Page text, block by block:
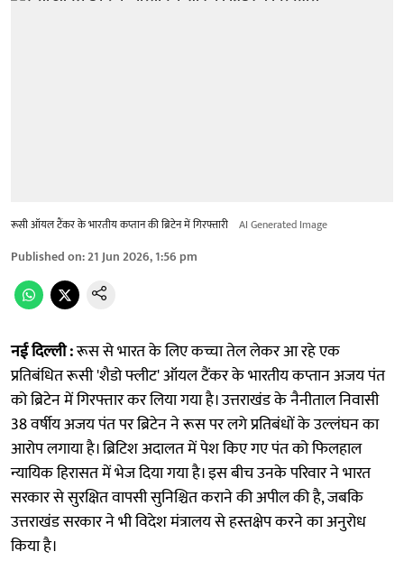
रूसी ऑयल टैंकर के भारतीय कप्तान की ब्रिटेन में गिरफ्तारी AI Generated Image
Published on:21 Jun 2026, 1:56 pm
नई दिल्ली :रूस से भारत के लिए कच्चा तेल लेकर आ रहे एक
प्रतिबंधित रूसी 'शैडो फ्लीट' ऑयल टैंकर के भारतीय कप्तान अजय पंत
को ब्रिटेन में गिरफ्तार कर लिया गया है। उत्तराखंड के नैनीताल निवासी
38 वर्षीय अजय पंत पर ब्रिटेन ने रूस पर लगे प्रतिबंधों के उल्लंघन का
आरोप लगाया है। ब्रिटिश अदालत में पेश किए गए पंत को फिलहाल
न्यायिक हिरासत में भेज दिया गया है। इस बीच उनके परिवार ने भारत
सरकार से सुरक्षित वापसी सुनिश्चित कराने की अपील की है, जबकि
उत्तराखंड सरकार ने भी विदेश मंत्रालय से हस्तक्षेप करने का अनुरोध
किया है।